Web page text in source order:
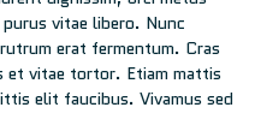
vitae libero. Nunc
erat fermentum. Cras
et vitae tortor. Etiam mattis
elit faucibus. Vivamus sed